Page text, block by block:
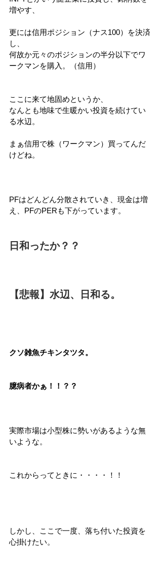
増やす、
更には信用ポジション（ナス100）を決済
し、
何故か元々のポジションの半分以下でワ
ークマンを購入。（信用）
ここに来て地固めというか、
なんとも地味で生暖かい投資を続けてい
る水辺。
まぁ信用で株（ワークマン）買ってんだ
けどね。
PFはどんどん分散されていき、現金は増
え、PFのPERも下がっています。
日和ったか？？
【悲報】水辺、日和る。
クソ雑魚チキンタツタ。
臆病者かぁ！！？？
実際市場は小型株に勢いがあるような無
いような。
これからってときに・・・・！！
しかし、ここで一度、落ち付いた投資を
心掛けたい。